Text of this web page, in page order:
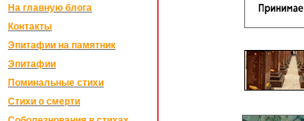
На главную блога
Контакты
Эпитафии на памятник
Эпитафии
Поминальные стихи
Стихи о смерти